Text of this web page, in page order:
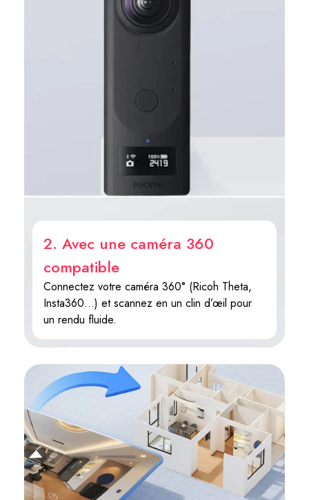
2. Avec une caméra 360
compatible
Connectez votre caméra 360° (Ricoh Theta,
Insta360...) et scannez en un clin d’œil pour
un rendu fluide.